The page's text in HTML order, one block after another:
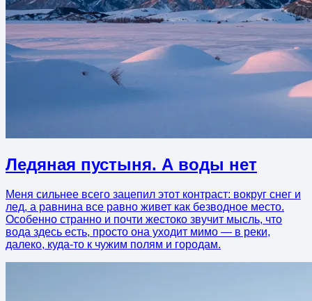
Ледяная пустыня. А воды нет
Меня сильнее всего зацепил этот контраст: вокруг снег и
лед, а равнина все равно живет как безводное место.
Особенно странно и почти жестоко звучит мысль, что
вода здесь есть, просто она уходит мимо — в реки,
далеко, куда-то к чужим полям и городам.